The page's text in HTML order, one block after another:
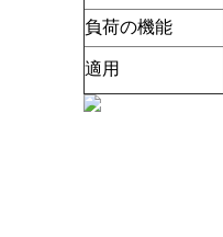
負荷の機能
適用